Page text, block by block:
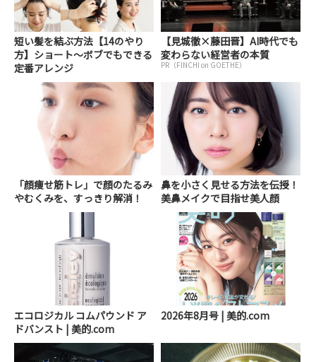
短い髪を結ぶ方法【14のやり
方】ショート～ボブでもできる
定番アレンジ
【見城徹×藤田晋】AI時代でも
変わらない経営者の本質
PR（FINCHI on GOETHE）
「顔痩せ筋トレ」で顔のたるみ
やむくみを、すっきり解消！
鼻を小さく見せる方法を伝授！
美鼻メイクで目指せ美人顔
エコロジカル コムパウンド ア
ドバンスト | 美的.com
2026年8月号 | 美的.com